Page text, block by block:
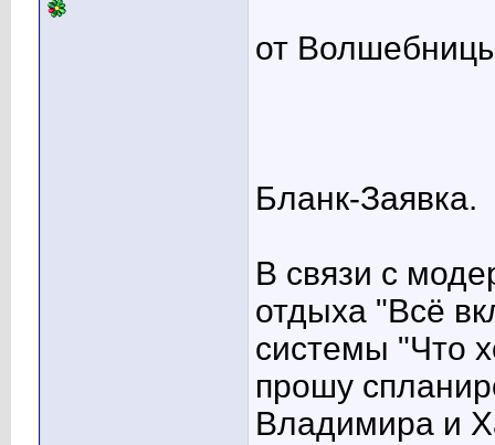
от
Бланк-Заявка.
В связи с
отдыха "Всё
системы "Что
прошу
Владимира и